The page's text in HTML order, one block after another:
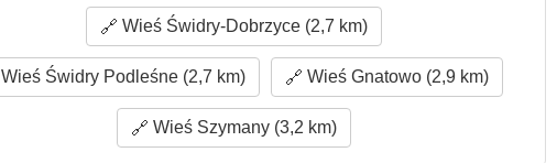
Wieś Świdry-Dobrzyce (2,7 km)
Wieś Świdry Podleśne (2,7 km) Wieś Gnatowo (2,9 km)
Wieś Szymany (3,2 km)